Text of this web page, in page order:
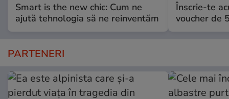
Smart is the new chic: Cum ne
ajută tehnologia să ne reinventăm
Înscrie-te
voucher de
PARTENERI